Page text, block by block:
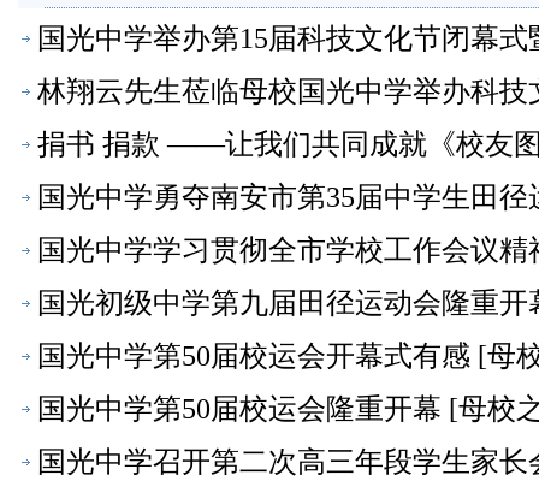
国光中学举办第15届科技文化节闭幕
林翔云先生莅临母校国光中学举办科
捐书 捐款 ——让我们共同成就《校友
国光中学勇夺南安市第35届中学生田
国光中学学习贯彻全市学校工作会议
国光初级中学第九届田径运动会隆重
国光中学第50届校运会开幕式有感 [母
国光中学第50届校运会隆重开幕 [母校
国光中学召开第二次高三年段学生家